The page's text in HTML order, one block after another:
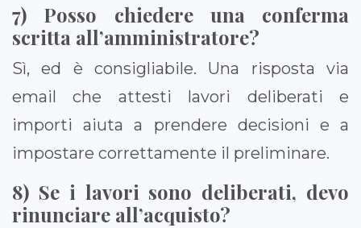
7) Posso chiedere una conferma
scritta all’amministratore?
Sì, ed è consigliabile. Una risposta via
email che attesti lavori deliberati e
importi aiuta a prendere decisioni e a
impostare correttamente il preliminare.
8) Se i lavori sono deliberati, devo
rinunciare all’acquisto?